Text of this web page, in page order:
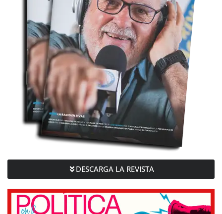
DESCARGA LA REVISTA